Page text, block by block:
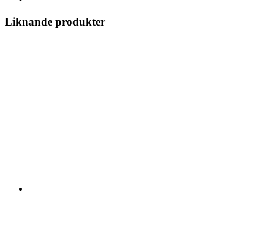
Liknande produkter